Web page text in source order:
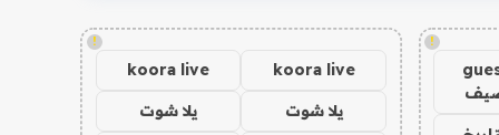
!
!
koora live
koora live
يلا شوت يلا شوت